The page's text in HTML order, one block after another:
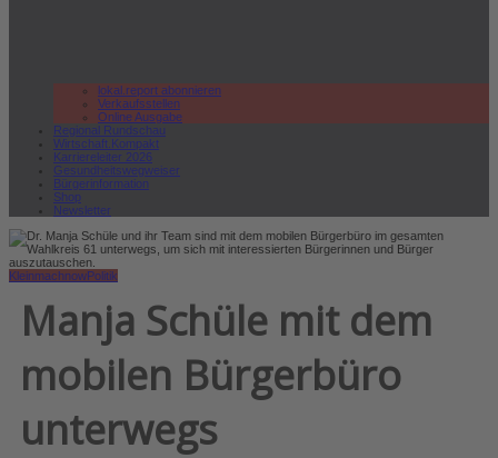
lokal.report abonnieren
Verkaufsstellen
Online Ausgabe
Regional Rundschau
Wirtschaft.Kompakt
Karriereleiter 2026
Gesundheitswegweiser
Bürgerinformation
Shop
Newsletter
KleinmachnowPolitik
Manja Schüle mit dem
mobilen Bürgerbüro
unterwegs